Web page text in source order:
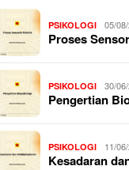
PSIKOLOGI 05/
Proses
PSIKOLOGI 30/
Pengertian
PSIKOLOGI 11/
Kesadaran